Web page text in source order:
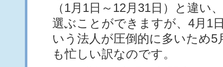
（1月1日～12月31日）と違い
選ぶことができますが、4月1
いう法人が圧倒的に多いため5
も忙しい訳なのです。